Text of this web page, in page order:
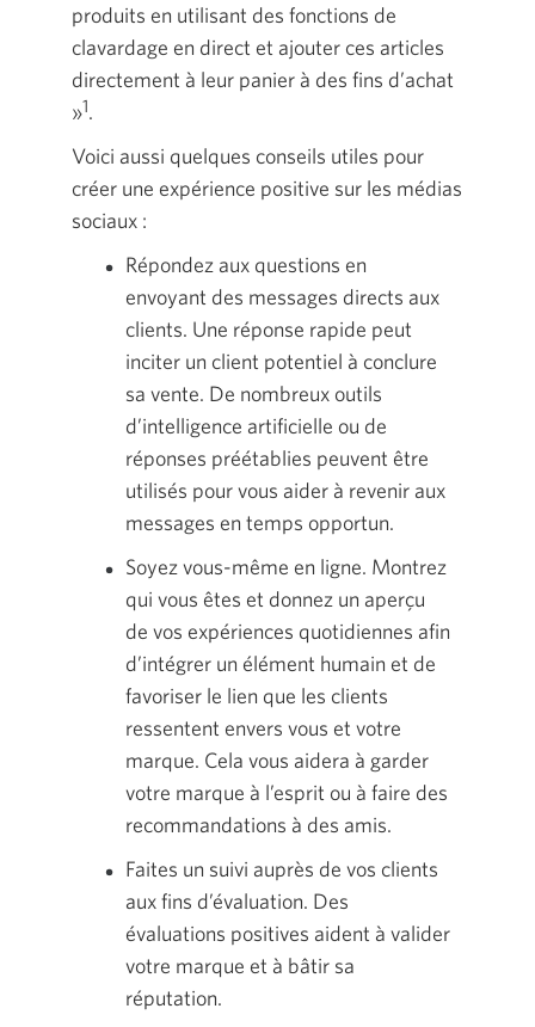
produits en utilisant des fonctions de
clavardage en direct et ajouter ces articles
directement à leur panier à des fins d’achat
»1.
Voici aussi quelques conseils utiles pour
créer une expérience positive sur les médias
sociaux :
Répondez aux questions en
envoyant des messages directs aux
clients. Une réponse rapide peut
inciter un client potentiel à conclure
sa vente. De nombreux outils
d’intelligence artificielle ou de
réponses préétablies peuvent être
utilisés pour vous aider à revenir aux
messages en temps opportun.
Soyez vous-même en ligne. Montrez
qui vous êtes et donnez un aperçu
de vos expériences quotidiennes afin
d’intégrer un élément humain et de
favoriser le lien que les clients
ressentent envers vous et votre
marque. Cela vous aidera à garder
votre marque à l’esprit ou à faire des
recommandations à des amis.
Faites un suivi auprès de vos clients
aux fins d’évaluation. Des
évaluations positives aident à valider
votre marque et à bâtir sa
réputation.